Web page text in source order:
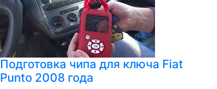
Подготовка чипа для ключа Fiat
Punto 2008 года